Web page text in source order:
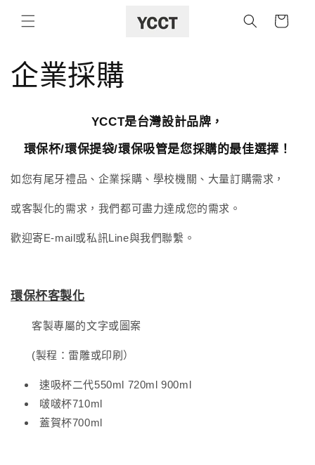
跳至內容
物
企業採購
YCCT是台灣設計品牌，
環保杯/環保提袋/環保吸管是您採購的最佳選擇！
如您有尾牙禮品、企業採購、學校機關、大量訂購需求，
或客製化的需求，我們都可盡力達成您的需求。
歡迎寄E-mail或私訊Line與我們聯繫 。
環保杯客製化
客製專屬的文字或圖案
(製程：雷雕或印刷）
速吸杯二代550ml 720ml 900ml
啵啵杯710ml
蓋賀杯700ml